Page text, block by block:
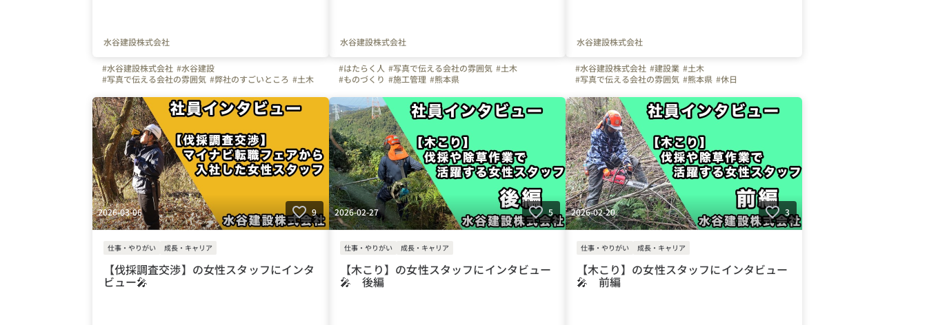
水谷建設株式会社
#水谷建設株式会社 #水谷建設
#写真で伝える会社の雰囲気 #弊社のすごいところ #土木
#やりがいを感じる瞬間
水谷建設株式会社
#はたらく人 #写真で伝える会社の雰囲気 #土木
#ものづくり #施工管理 #熊本県
#自慢の福利厚生 #八代市 #水谷建設株式会社 #水谷建設
水谷建設株式会社
#水谷建設株式会社 #建設業 #土木
#写真で伝える会社の雰囲気 #熊本県 #休日
2026-03-06 9
仕事・やりがい 成長・キャリア
【伐採調査交渉】の女性スタッフにインタ
ビュー🎤
2026-02-27 5
仕事・やりがい 成長・キャリア
【木こり】の女性スタッフにインタビュー
🎤 後編
2026-02-20 3
仕事・やりがい 成長・キャリア
【木こり】の女性スタッフにインタビュー
🎤 前編